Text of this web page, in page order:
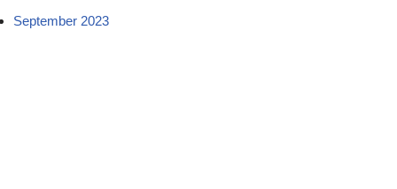
September 2023